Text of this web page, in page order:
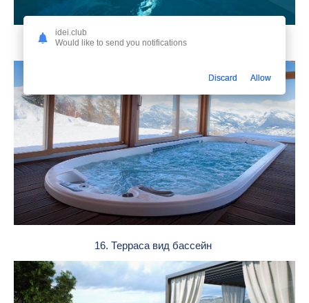
15. Бассейн с джакузи
16. Терраса вид бассейн
idei.club
Would like to send you notifications
Discard Allow